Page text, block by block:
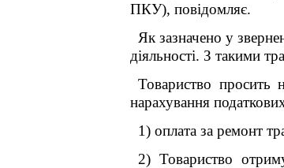
ПКУ), повідомляє.
Як зазначено у
діяльності. З такими
Товариство просить
нарахування
1) оплата за ремонт
2) Товариство